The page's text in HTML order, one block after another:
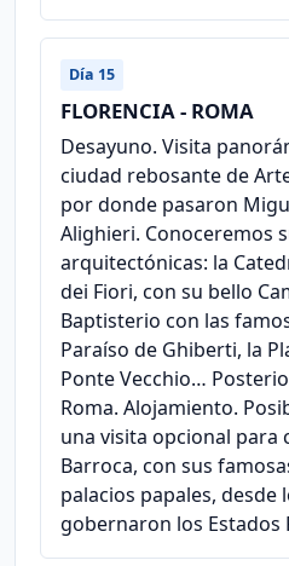
Día 15
FLORENCIA - ROMA
Desayuno. Visita
ciudad rebosante de
por donde pasaron
Alighieri. Conoceremos
arquitectónicas: la
dei Fiori, con su bello
Baptisterio con las
Paraíso de Ghiberti, la
Ponte Vecchio…
Roma. Alojamiento.
una visita opcional para
Barroca, con sus
palacios papales, desde
gobernaron los Estados